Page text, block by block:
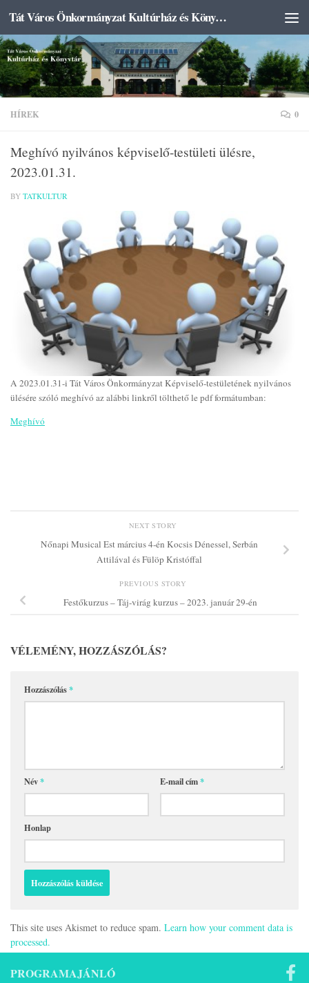
Skip to content Tát Város Önkormányzat Kultúrház és Könyvtár
HÍREK 0
Meghívó nyilvános képviselő-testületi ülésre,
2023.01.31.
BY TATKULTUR
A 2023.01.31-i Tát Város Önkormányzat Képviselő-testületének nyilvános
ülésére szóló meghívó az alábbi linkről tölthető le pdf formátumban:
Meghívó
NEXT STORY
Nőnapi Musical Est március 4-én Kocsis Dénessel, Serbán
Attilával és Fülöp Kristóffal
PREVIOUS STORY
Festőkurzus – Táj-virág kurzus – 2023. január 29-én
VÉLEMÉNY, HOZZÁSZÓLÁS?
Hozzászólás*
Név* E-mail cím*
Honlap
This site uses Akismet to reduce spam. Learn how your comment data is
processed.
PROGRAMAJÁNLÓ